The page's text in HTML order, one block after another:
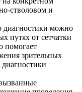
стволовом и
можно
путях от сетчатки
помогает
зрительных